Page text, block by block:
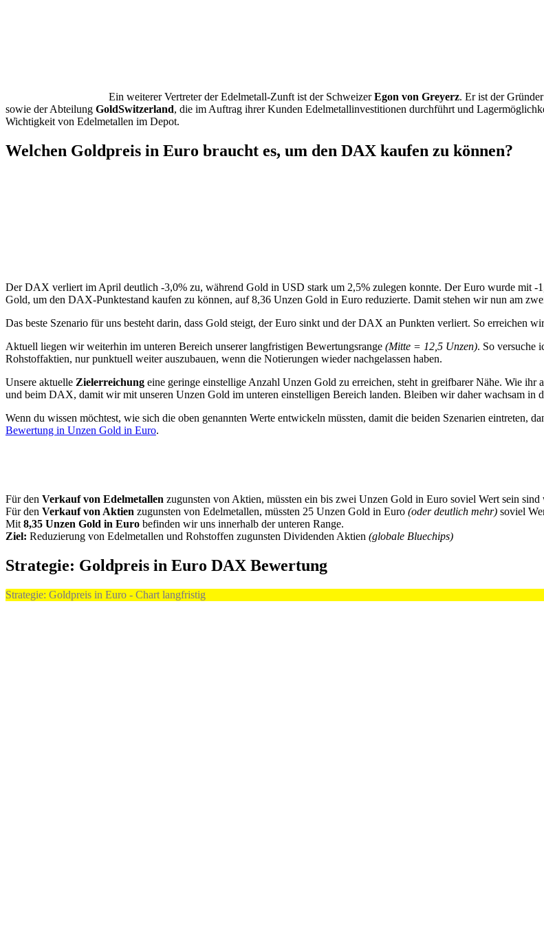
Ein weiterer Vertreter der Edelmetall-Zunft ist der SchweizerEgon von Greyerz. Er ist der
sowie der Abteilung GoldSwitzerland, die im Auftrag ihrer Kunden Edelmetallinvestitionen durchführt und
Wichtigkeit von Edelmetallen im Depot.
Welchen Goldpreis in Euro braucht es, um den DAX kaufen zu können?
Der DAX verliert im April deutlich -3,0% zu, während Gold in USD stark um 2,5% zulegen konnte. Der Euro wurde mit -
Gold, um den DAX-Punktestand kaufen zu können, auf 8,36 Unzen Gold in Euro reduzierte. Damit stehen wir nun am
Das beste Szenario für uns besteht darin, dass Gold steigt, der Euro sinkt und der DAX an Punkten verliert. So erreichen
Aktuell liegen wir weiterhin im unteren Bereich unserer langfristigen Bewertungsrange (Mitte = 12,5 Unzen). So versuche
Rohstoffaktien, nur punktuell weiter auszubauen, wenn die Notierungen wieder nachgelassen haben.
Unsere aktuelle Zielerreichung eine geringe einstellige Anzahl Unzen Gold zu erreichen, steht in greifbarer Nähe. Wie
und beim DAX, damit wir mit unseren Unzen Gold im unteren einstelligen Bereich landen. Bleiben wir daher wachsam in
Wenn du wissen möchtest, wie sich die oben genannten Werte entwickeln müssten, damit die beiden Szenarien eintreten,
Bewertung in Unzen Gold in Euro.
Für den Verkauf von Edelmetallen zugunsten von Aktien, müssten ein bis zwei Unzen Gold in Euro soviel Wert sein
Für den Verkauf von Aktien zugunsten von Edelmetallen, müssten 25 Unzen Gold in Euro (oder deutlich mehr) soviel
Mit 8,35 Unzen Gold in Euro befinden wir uns innerhalb der unteren Range.
Ziel: Reduzierung von Edelmetallen und Rohstoffen zugunsten Dividenden Aktien (globale Bluechips)
Strategie: Goldpreis in Euro DAX Bewertung
Strategie: Goldpreis in Euro - Chart langfristig